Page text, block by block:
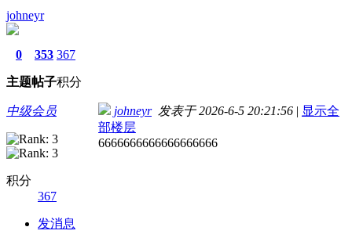
johneyr
0
主题
353
帖子
367
积分
中级会员
积分
367
发消息
johneyr发表于 2026-6-5 20:21:56 | 显示全
部楼层
6666666666666666666